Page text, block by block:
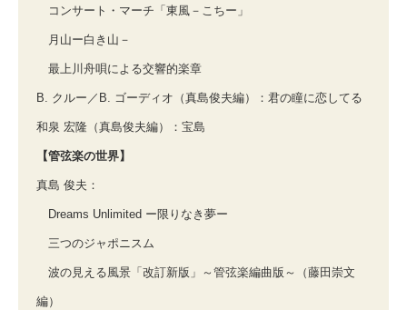
コンサート・マーチ「東風－こちー」
月山ー白き山－
最上川舟唄による交響的楽章
B. クルー／B. ゴーディオ（真島俊夫編）：君の瞳に恋してる
和泉 宏隆（真島俊夫編）：宝島
【管弦楽の世界】
真島 俊夫：
Dreams Unlimited ー限りなき夢ー
三つのジャポニスム
波の見える風景「改訂新版」～管弦楽編曲版～（藤田崇文
編）